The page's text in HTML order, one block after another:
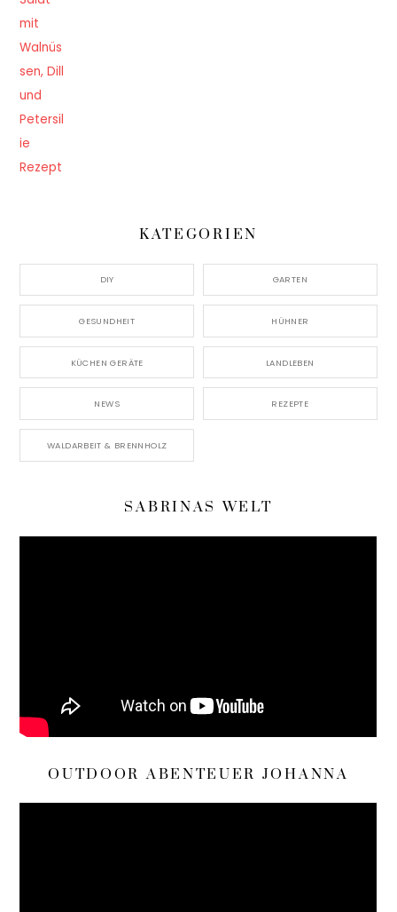
KATEGORIEN
DIY GARTEN
GESUNDHEIT HÜHNER
KÜCHEN GERÄTE LANDLEBEN
NEWS REZEPTE
WALDARBEIT & BRENNHOLZ
SABRINAS WELT
OUTDOOR ABENTEUER JOHANNA